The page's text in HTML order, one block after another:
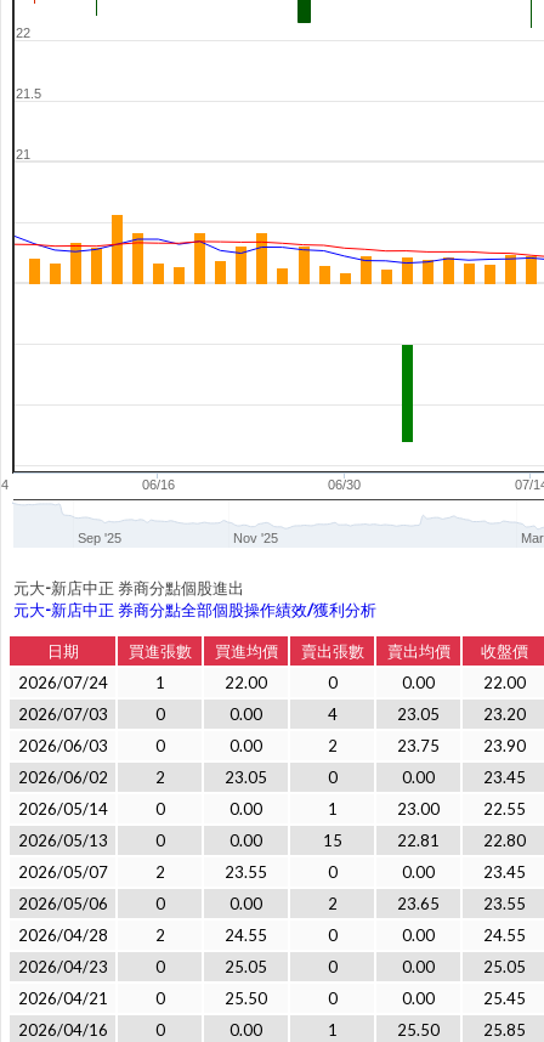
06/16 06/30 07/
21
21.5
22
Sep '25 Nov '25
元大-新店中正 券商分點個股進出
元大-新店中正 券商分點全部個股操作績效/獲利分析
日期 買進張數 買進均價 賣出張數 賣出均價
收盤價
2026/07/24
1 22.00 0 0.00
22.00
2026/07/03
0 0.00 4 23.05
23.20
2026/06/03
0 0.00 2 23.75
23.90
2026/06/02
2 23.05 0 0.00
23.45
2026/05/14
0 0.00 1 23.00
22.55
2026/05/13
0 0.00 15 22.81
22.80
2026/05/07
2 23.55 0 0.00
23.45
2026/05/06
0 0.00 2 23.65
23.55
2026/04/28
2 24.55 0 0.00
24.55
2026/04/23
0 25.05 0 0.00
25.05
2026/04/21
0 25.50 0 0.00
25.45
2026/04/16
0 0.00 1 25.50
25.85